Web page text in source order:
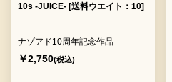
10s -JUICE- [送料ウエイト：10]
ナゾアド10周年記念作品
￥2,750(税込)